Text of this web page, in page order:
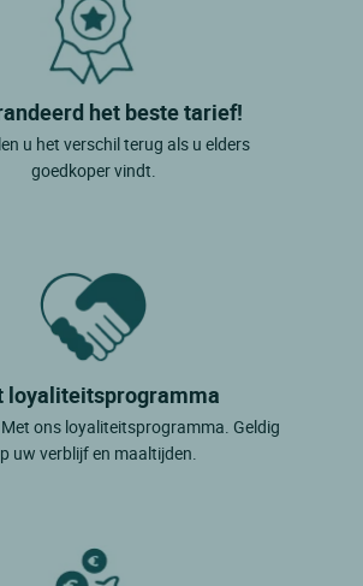
het beste tarief!
u het verschil terug als u elders
goedkoper vindt.
loyaliteitsprogramma
ons loyaliteitsprogramma. Geldig
uw verblijf en maaltijden.